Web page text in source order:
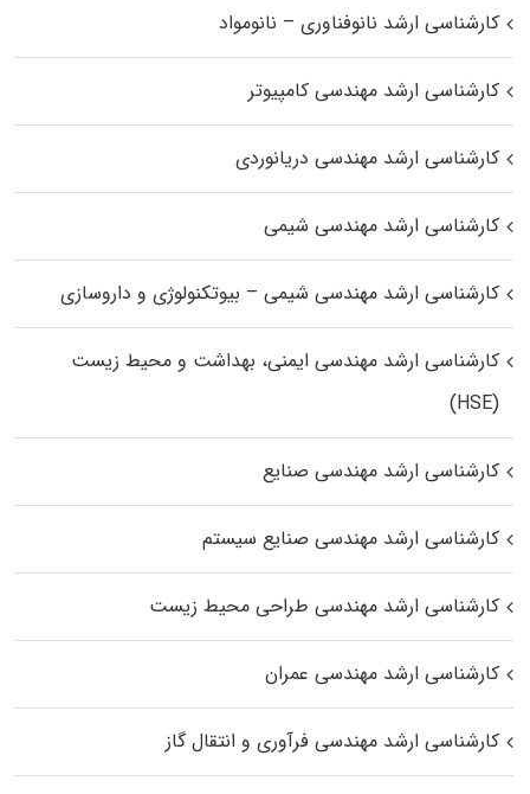
کارشناسی ارشد نانوفناوری – نانومواد
کارشناسی ارشد مهندسی کامپیوتر
کارشناسی ارشد مهندسی دریانوردی
کارشناسی ارشد مهندسی شیمی
کارشناسی ارشد مهندسی شیمی – بیوتکنولوژی و داروسازی
کارشناسی ارشد مهندسی ایمنی، بهداشت و محیط زیست
(HSE)
کارشناسی ارشد مهندسی صنایع
کارشناسی ارشد مهندسی صنایع سیستم
کارشناسی ارشد مهندسی طراحی محیط زیست
کارشناسی ارشد مهندسی عمران
کارشناسی ارشد مهندسی فرآوری و انتقال گاز